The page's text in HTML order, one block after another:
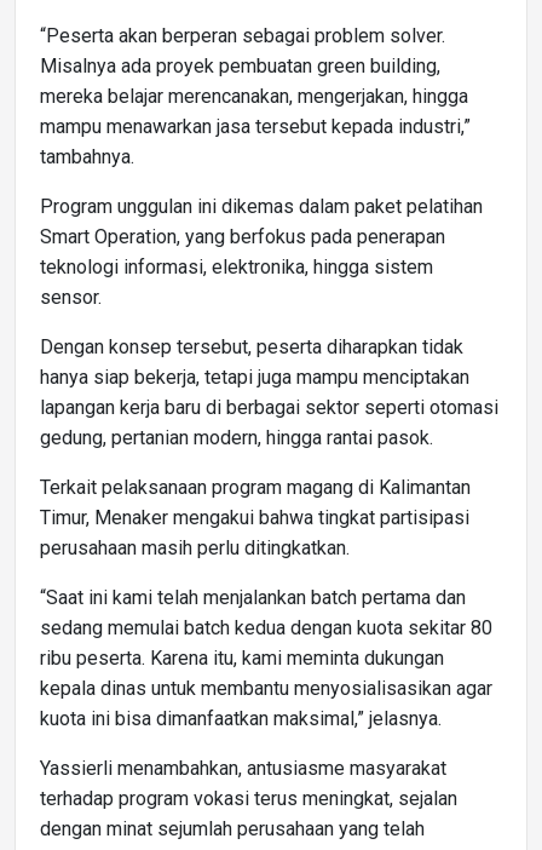
“Peserta akan berperan sebagai problem solver.
Misalnya ada proyek pembuatan green building,
mereka belajar merencanakan, mengerjakan, hingga
mampu menawarkan jasa tersebut kepada industri,”
tambahnya.
Program unggulan ini dikemas dalam paket pelatihan
Smart Operation, yang berfokus pada penerapan
teknologi informasi, elektronika, hingga sistem
sensor.
Dengan konsep tersebut, peserta diharapkan tidak
hanya siap bekerja, tetapi juga mampu menciptakan
lapangan kerja baru di berbagai sektor seperti otomasi
gedung, pertanian modern, hingga rantai pasok.
Terkait pelaksanaan program magang di Kalimantan
Timur, Menaker mengakui bahwa tingkat partisipasi
perusahaan masih perlu ditingkatkan.
“Saat ini kami telah menjalankan batch pertama dan
sedang memulai batch kedua dengan kuota sekitar 80
ribu peserta. Karena itu, kami meminta dukungan
kepala dinas untuk membantu menyosialisasikan agar
kuota ini bisa dimanfaatkan maksimal,” jelasnya.
Yassierli menambahkan, antusiasme masyarakat
terhadap program vokasi terus meningkat, sejalan
dengan minat sejumlah perusahaan yang telah